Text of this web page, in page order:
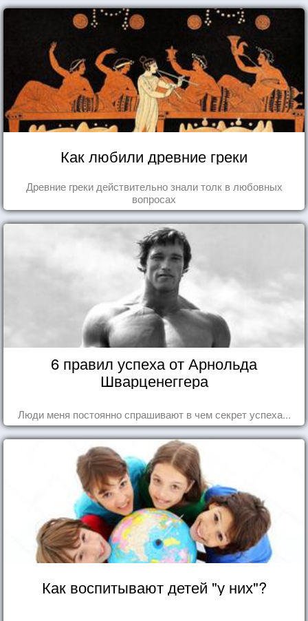
Как любили древние греки
Древние греки действительно знали толк в любовных
вопросах
6 правил успеха от Арнольда
Шварценеггера
Люди меня постоянно спрашивают в чем секрет успеха...
Как воспитывают детей "у них"?